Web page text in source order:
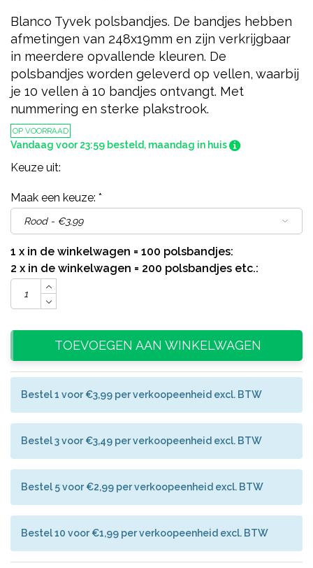
Blanco Tyvek polsbandjes. De bandjes hebben
afmetingen van 248x19mm en zijn verkrijgbaar
in meerdere opvallende kleuren. De
polsbandjes worden geleverd op vellen, waarbij
je 10 vellen à 10 bandjes ontvangt. Met
nummering en sterke plakstrook.
OP VOORRAAD
Vandaag voor 23:59 besteld, maandag in huis
Keuze uit:
Maak een keuze: *
1 x in de winkelwagen = 100 polsbandjes:
2 x in de winkelwagen = 200 polsbandjes etc.:
TOEVOEGEN AAN WINKELWAGEN
Bestel 1 voor €3,99 per verkoopeenheid excl. BTW
Bestel 3 voor €3,49 per verkoopeenheid excl. BTW
Bestel 5 voor €2,99 per verkoopeenheid excl. BTW
Bestel 10 voor €1,99 per verkoopeenheid excl. BTW